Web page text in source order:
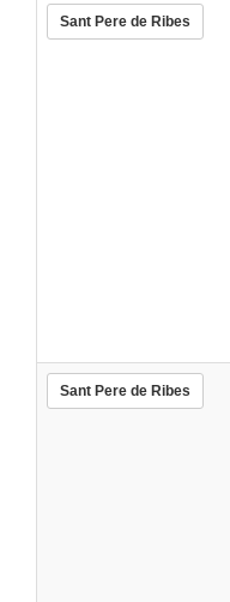
Sant Pere de Ribes
Sant Pere de Ribes